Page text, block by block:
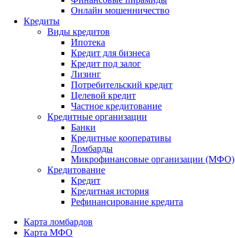
Онлайн мошенничество
Кредиты
Виды кредитов
Ипотека
Кредит для бизнеса
Кредит под залог
Лизинг
Потребительский кредит
Целевой кредит
Частное кредитование
Кредитные организации
Банки
Кредитные кооперативы
Ломбарды
Микрофинансовые организации (МФО)
Кредитование
Кредит
Кредитная история
Рефинансирование кредита
Карта ломбардов
Карта МФО